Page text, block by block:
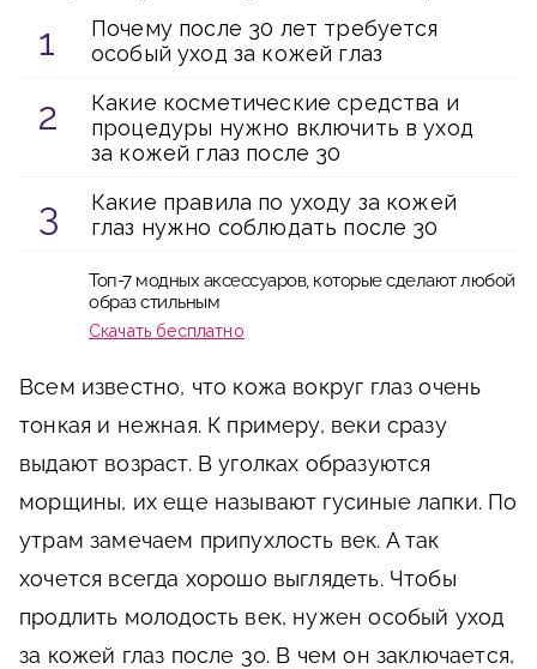
Почему после 30 лет требуется
особый уход за кожей глаз
Какие косметические средства и
процедуры нужно включить в уход
за кожей глаз после 30
Какие правила по уходу за кожей
глаз нужно соблюдать после 30
Топ-7 модных аксессуаров, которые сделают любой
образ стильным
Скачать бесплатно
Всем известно, что кожа вокруг глаз очень
тонкая и нежная. К примеру, веки сразу
выдают возраст. В уголках образуются
морщины, их еще называют гусиные лапки. По
утрам замечаем припухлость век. А так
хочется всегда хорошо выглядеть. Чтобы
продлить молодость век, нужен особый уход
за кожей глаз после 30. В чем он заключается,